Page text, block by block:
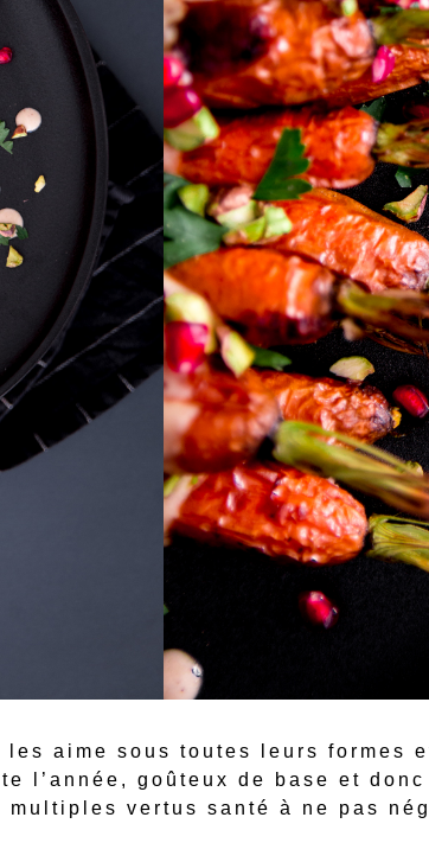
aime sous toutes leurs formes
l’année, goûteux de base et
vertus santé à ne pas